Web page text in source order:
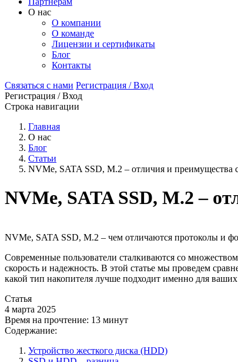
О нас
О компании
О команде
Лицензии и сертификаты
Блог
Контакты
Связаться с нами Регистрация / Вход
Регистрация / Вход
Строка навигации
Главная
О нас
Блог
Статьи
NVMe, SATA SSD, M.2 – отличия и преимущества
NVMe, SATA SSD, M.2 –
NVMe, SATA SSD, M.2 – чем отличаются протоколы и
Современные пользователи сталкиваются со
скорость и надежность. В этой статье мы проведем
какой тип накопителя лучше подходит именно для ваших
Статья
4 марта 2025
Время на прочтение: 13 минут
Содержание:
Устройство жесткого диска (HDD)